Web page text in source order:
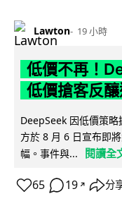
Lawton 19 小時
低價不再！
低價搶客反
DeepSeek 因低價策
方於 8 月 6 日宣布即
幅。事件與...
閱讀全
65 19 ↗ 分